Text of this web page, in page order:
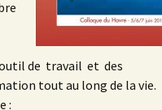
de travail et des
tout au long de la vie.
: